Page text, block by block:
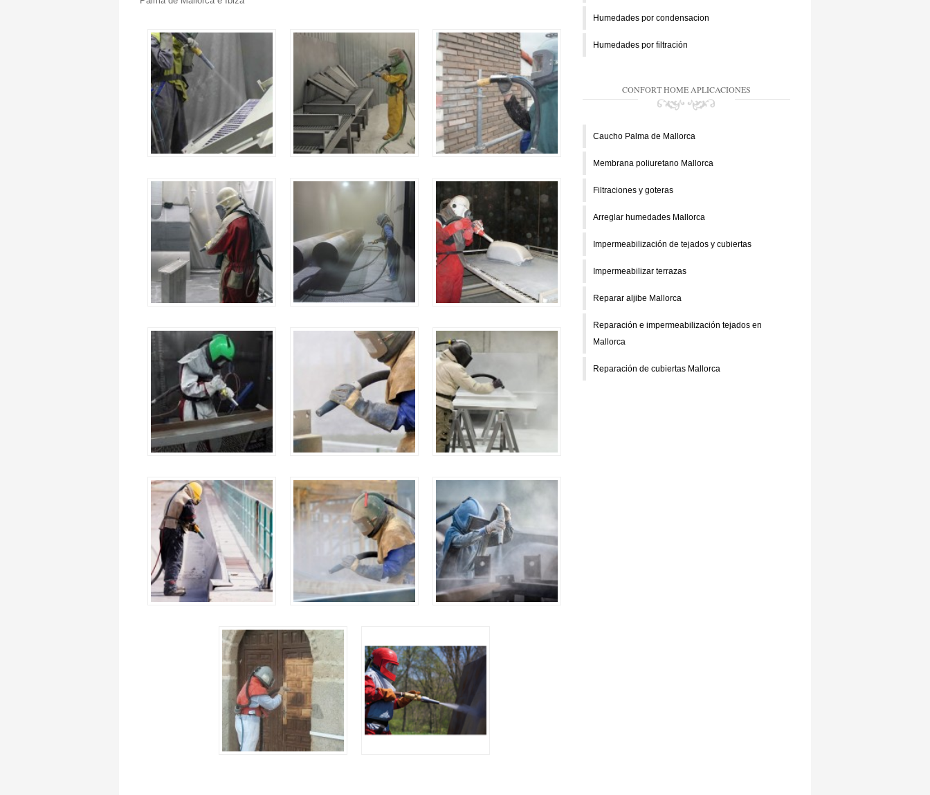
Humedades por condensacion
Humedades por filtración
CONFORT HOME APLICACIONES
Caucho Palma de Mallorca
Membrana poliuretano Mallorca
Filtraciones y goteras
Arreglar humedades Mallorca
Impermeabilización de tejados y cubiertas
Impermeabilizar terrazas
Reparar aljibe Mallorca
Reparación e impermeabilización tejados en
Mallorca
Reparación de cubiertas Mallorca